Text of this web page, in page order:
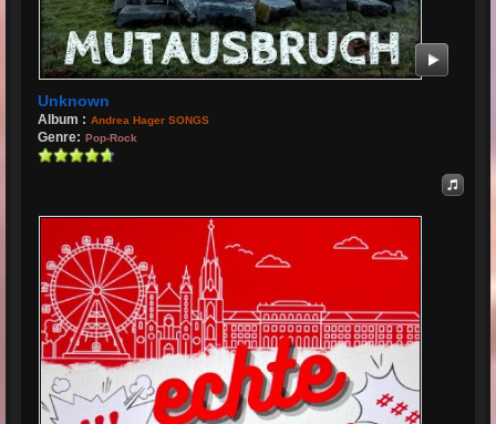
Unknown
Album : Andrea Hager SONGS
Genre: Pop-Rock